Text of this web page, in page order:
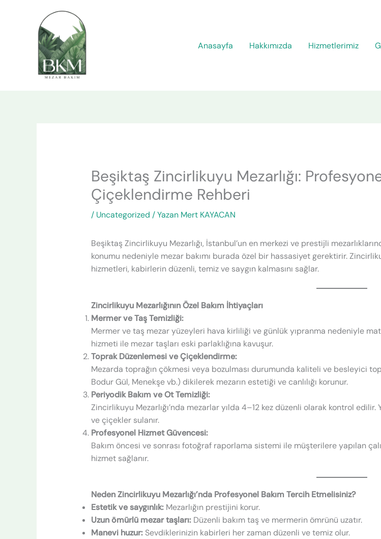
Anasayfa Hakkımızda Hizmetlerimiz
Beşiktaş Zincirlikuyu Mezarlığı:
Çiçeklendirme Rehberi
/ Uncategorized / Yazan Mert KAYACAN
Beşiktaş Zincirlikuyu Mezarlığı, İstanbul’un en merkezi ve prestijli
konumu nedeniyle mezar bakımı burada özel bir hassasiyet gerektirir.
hizmetleri, kabirlerin düzenli, temiz ve saygın kalmasını sağlar.
Zincirlikuyu Mezarlığının Özel Bakım İhtiyaçları
Mermer ve Taş Temizliği:
Mermer ve taş mezar yüzeyleri hava kirliliği ve günlük yıpranma nedeniyle
hizmeti ile mezar taşları eski parlaklığına kavuşur.
Toprak Düzenlemesi ve Çiçeklendirme:
Mezarda toprağın çökmesi veya bozulması durumunda kaliteli ve besleyici
Bodur Gül, Menekşe vb.) dikilerek mezarın estetiği ve canlılığı korunur.
Periyodik Bakım ve Ot Temizliği:
Zincirlikuyu Mezarlığı’nda mezarlar yılda 4–12 kez düzenli olarak kontrol
ve çiçekler sulanır.
Profesyonel Hizmet Güvencesi:
Bakım öncesi ve sonrası fotoğraf raporlama sistemi ile müşterilere yapılan
hizmet sağlanır.
Neden Zincirlikuyu Mezarlığı’nda Profesyonel Bakım Tercih Etmelisiniz?
Estetik ve saygınlık:Mezarlığın prestijini korur.
Uzun ömürlü mezar taşları:Düzenli bakım taş ve mermerin ömrünü uzatır.
Manevi huzur:Sevdiklerinizin kabirleri her zaman düzenli ve temiz olur.